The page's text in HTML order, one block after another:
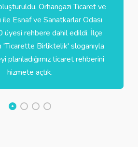
Orhangazi Ticaret ve
ile Esnaf ve Sanatkarlar Odası
rehbere dahil edildi. İlçe
'Ticarette Birliktelik' sloganıyla
planladığımız ticaret rehberini
hizmete açtık.